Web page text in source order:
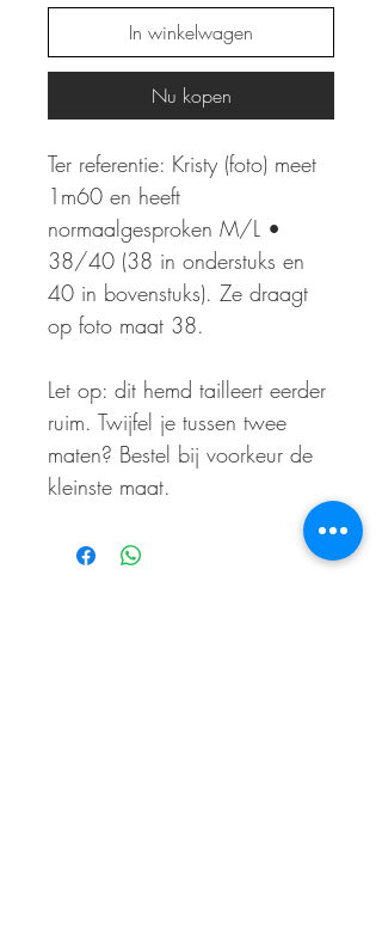
In winkelwagen
Nu kopen
Ter referentie: Kristy (foto) meet
1m60 en heeft
normaalgesproken M/L •
38/40 (38 in onderstuks en
40 in bovenstuks). Ze draagt
op foto maat 38.
Let op: dit hemd tailleert eerder
ruim. Twijfel je tussen twee
maten? Bestel bij voorkeur de
kleinste maat.